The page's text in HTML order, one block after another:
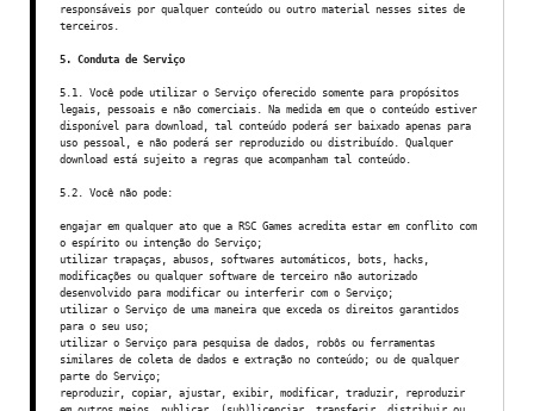
responsáveis por qualquer conteúdo ou outro material nesses sites de
terceiros.
5. Conduta de Serviço
5.1. Você pode utilizar o Serviço oferecido somente para propósitos
legais, pessoais e não comerciais. Na medida em que o conteúdo estiver
disponível para download, tal conteúdo poderá ser baixado apenas para
uso pessoal, e não poderá ser reproduzido ou distribuído. Qualquer
download está sujeito a regras que acompanham tal conteúdo.
5.2. Você não pode:
engajar em qualquer ato que a RSC Games acredita estar em conflito com
o espírito ou intenção do Serviço;
utilizar trapaças, abusos, softwares automáticos, bots, hacks,
modificações ou qualquer software de terceiro não autorizado
desenvolvido para modificar ou interferir com o Serviço;
utilizar o Serviço de uma maneira que exceda os direitos garantidos
para o seu uso;
utilizar o Serviço para pesquisa de dados, robôs ou ferramentas
similares de coleta de dados e extração no conteúdo; ou de qualquer
parte do Serviço;
reproduzir, copiar, ajustar, exibir, modificar, traduzir, reproduzir